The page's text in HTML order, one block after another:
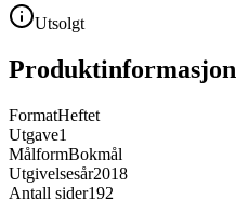
Utsolgt
Produktinformasjon
FormatHeftet
Utgave1
MålformBokmål
Utgivelsesår2018
Antall sider192